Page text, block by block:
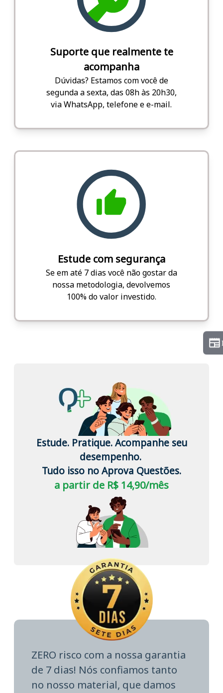
Suporte que realmente te
acompanha
Dúvidas? Estamos com você de
segunda a sexta, das 08h às 20h30,
via WhatsApp, telefone e e-mail.
Estude com segurança
Se em até 7 dias você não gostar da
nossa metodologia, devolvemos
100% do valor investido.
Estude. Pratique. Acompanhe seu
desempenho.
Tudo isso no Aprova Questões.
a partir de R$ 14,90/mês
ZERO risco com a nossa garantia
de 7 dias! Nós confiamos tanto
no nosso material, que damos